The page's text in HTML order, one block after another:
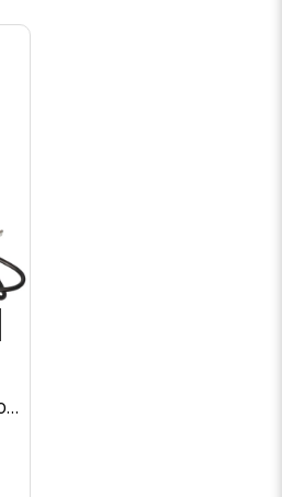
2 adet 21700 Li-ion pil 5000mAh 3.7V - 3.6V 76,2x21,4mm PCB korumalı, USB-C şarj seçeneği dahil